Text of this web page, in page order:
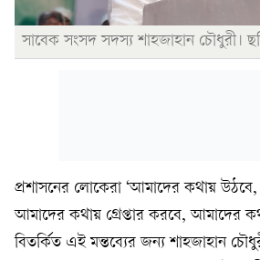
সাবেক সংসদ সদস্য শাহজাহান চৌধুরী।
প্রশাসনের লোকেরা ‘আমাদের কথায়
আমাদের কথায় গ্রেপ্তার করবে, আমাদের
বিতর্কিত এই মন্তব্যের জন্য শাহজাহান